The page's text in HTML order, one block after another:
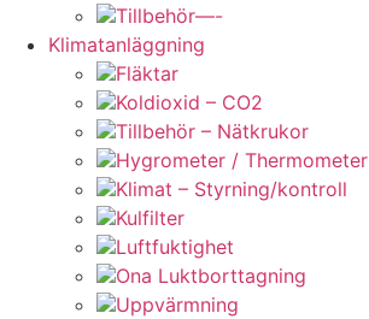
Tillbehör—-
Klimatanläggning
Fläktar
Koldioxid – CO2
Tillbehör – Nätkrukor
Hygrometer / Thermometer
Klimat – Styrning/kontroll
Kulfilter
Luftfuktighet
Ona Luktborttagning
Uppvärmning